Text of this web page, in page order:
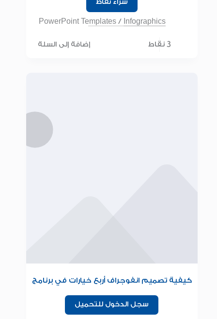
شراء نقاط
PowerPoint Templates/ Infographics
3 نقاط إضافة إلى السلة
كيفية تصميم انفوجراف أربع خيارات في برنامج
سجل الدخول للتحميل